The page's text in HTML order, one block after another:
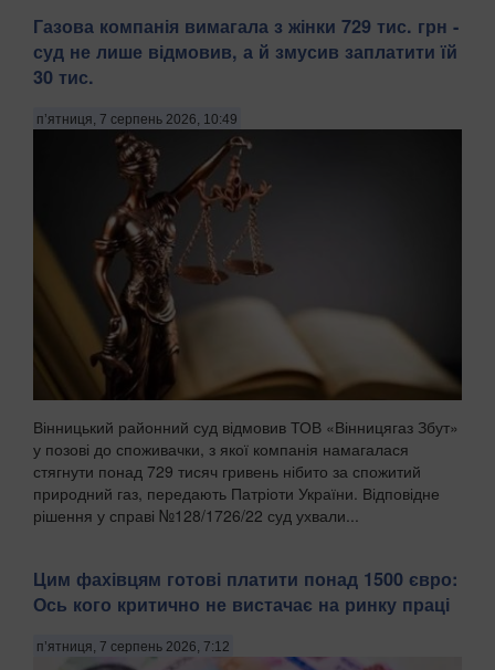
Газова компанія вимагала з жінки 729 тис. грн -
суд не лише відмовив, а й змусив заплатити їй
30 тис.
п’ятниця, 7 серпень 2026, 10:49
Вінницький районний суд відмовив ТОВ «Вінницягаз Збут»
у позові до споживачки, з якої компанія намагалася
стягнути понад 729 тисяч гривень нібито за спожитий
природний газ, передають Патріоти України. Відповідне
рішення у справі №128/1726/22 суд ухвали...
Цим фахівцям готові платити понад 1500 євро:
Ось кого критично не вистачає на ринку праці
п’ятниця, 7 серпень 2026, 7:12